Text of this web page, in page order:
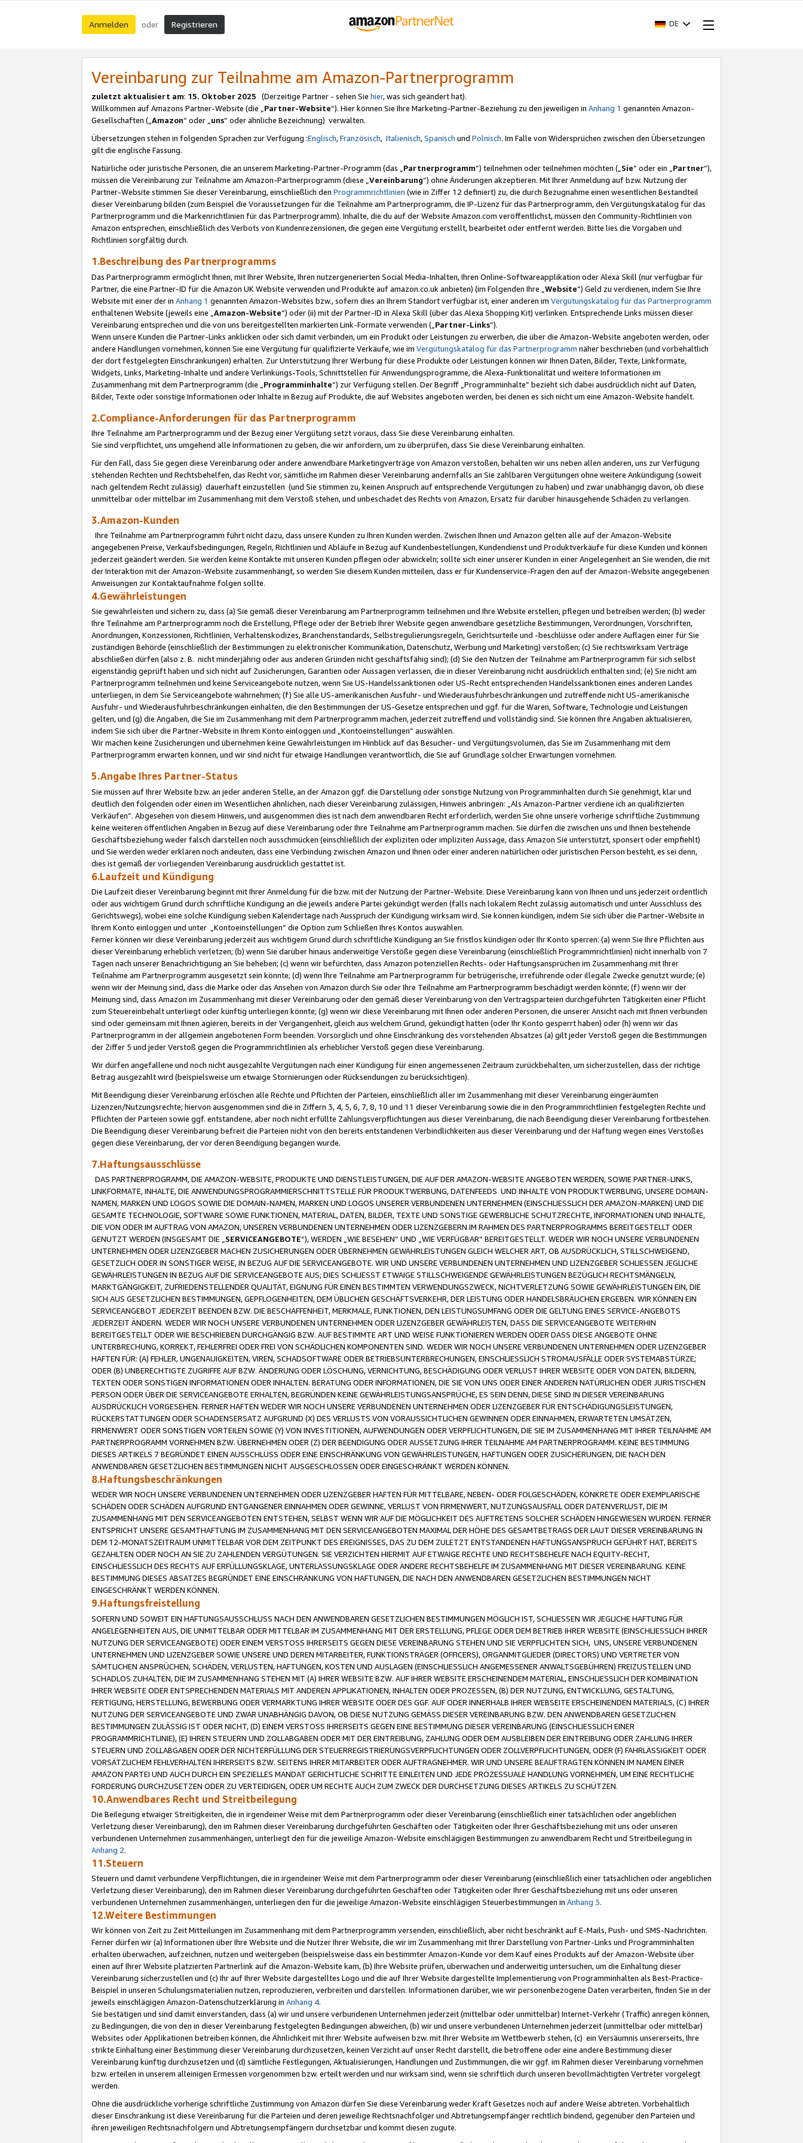
Anmelden oder Registrieren DE
Vereinbarung zur Teilnahme am Amazon-Partnerprogramm
zuletzt aktualisiert am: 15. Oktober 2025 (Derzeitige Partner - sehen Sie hier, was sich geändert hat).
Willkommen auf Amazons Partner-Website (die „Partner-Website“). Hier können Sie Ihre Marketing-Partner-Beziehung zu den jeweiligen in Anhang 1 genannten Amazon-
Gesellschaften („Amazon“ oder „uns“ oder ähnliche Bezeichnung) verwalten.
Übersetzungen stehen in folgenden Sprachen zur Verfügung :Englisch,Französisch, Italienisch,Spanisch und Polnisch. Im Falle von Widersprüchen zwischen den Übersetzungen
gilt die englische Fassung.
Natürliche oder juristische Personen, die an unserem Marketing-Partner-Programm (das „Partnerprogramm“) teilnehmen oder teilnehmen möchten („Sie“ oder ein „Partner“),
müssen die Vereinbarung zur Teilnahme am Amazon-Partnerprogramm (diese „Vereinbarung“) ohne Änderungen akzeptieren. Mit Ihrer Anmeldung auf bzw. Nutzung der
Partner-Website stimmen Sie dieser Vereinbarung, einschließlich den Programmrichtlinien (wie in Ziffer 12 definiert) zu, die durch Bezugnahme einen wesentlichen Bestandteil
dieser Vereinbarung bilden (zum Beispiel die Voraussetzungen für die Teilnahme am Partnerprogramm, die IP-Lizenz für das Partnerprogramm, den Vergütungskatalog für das
Partnerprogramm und die Markenrichtlinien für das Partnerprogramm). Inhalte, die du auf der Website Amazon.com veröffentlichst, müssen den Community-Richtlinien von
Amazon entsprechen, einschließlich des Verbots von Kundenrezensionen, die gegen eine Vergütung erstellt, bearbeitet oder entfernt werden. Bitte lies die Vorgaben und
Richtlinien sorgfältig durch.
1.Beschreibung des Partnerprogramms
Das Partnerprogramm ermöglicht Ihnen, mit Ihrer Website, Ihren nutzergenerierten Social Media-Inhalten, Ihren Online-Softwareapplikation oder Alexa Skill (nur verfügbar für
Partner, die eine Partner-ID für die Amazon UK Website verwenden und Produkte auf amazon.co.uk anbieten) (im Folgenden Ihre „ Website“) Geld zu verdienen, indem Sie Ihre
Website mit einer der in Anhang 1 genannten Amazon-Websites bzw., sofern dies an Ihrem Standort verfügbar ist, einer anderen im Vergütungskatalog für das Partnerprogramm
enthaltenen Website (jeweils eine „ Amazon-Website“) oder (ii) mit der Partner-ID in Alexa Skill (über das Alexa Shopping Kit) verlinken. Entsprechende Links müssen dieser
Vereinbarung entsprechen und die von uns bereitgestellten markierten Link-Formate verwenden („ Partner-Links“).
Wenn unsere Kunden die Partner-Links anklicken oder sich damit verbinden, um ein Produkt oder Leistungen zu erwerben, die über die Amazon-Website angeboten werden, oder
andere Handlungen vornehmen, können Sie eine Vergütung für qualifizierte Verkäufe, wie im Vergütungskatalog für das Partnerprogramm näher beschrieben (und vorbehaltlich
der dort festgelegten Einschränkungen) erhalten. Zur Unterstützung Ihrer Werbung für diese Produkte oder Leistungen können wir Ihnen Daten, Bilder, Texte, Linkformate,
Widgets, Links, Marketing-Inhalte und andere Verlinkungs-Tools, Schnittstellen für Anwendungsprogramme, die Alexa-Funktionalität und weitere Informationen im
Zusammenhang mit dem Partnerprogramm (die „ Programminhalte“) zur Verfügung stellen. Der Begriff „Programminhalte“ bezieht sich dabei ausdrücklich nicht auf Daten,
Bilder, Texte oder sonstige Informationen oder Inhalte in Bezug auf Produkte, die auf Websites angeboten werden, bei denen es sich nicht um eine Amazon-Website handelt.
2.Compliance-Anforderungen für das Partnerprogramm
Ihre Teilnahme am Partnerprogramm und der Bezug einer Vergütung setzt voraus, dass Sie diese Vereinbarung einhalten.
Sie sind verpflichtet, uns umgehend alle Informationen zu geben, die wir anfordern, um zu überprüfen, dass Sie diese Vereinbarung einhalten.
Für den Fall, dass Sie gegen diese Vereinbarung oder andere anwendbare Marketingverträge von Amazon verstoßen, behalten wir uns neben allen anderen, uns zur Verfügung
stehenden Rechten und Rechtsbehelfen, das Recht vor, sämtliche im Rahmen dieser Vereinbarung andernfalls an Sie zahlbaren Vergütungen ohne weitere Ankündigung (soweit
nach geltendem Recht zulässig) dauerhaft einzustellen (und Sie stimmen zu, keinen Anspruch auf entsprechende Vergütungen zu haben) und zwar unabhängig davon, ob diese
unmittelbar oder mittelbar im Zusammenhang mit dem Verstoß stehen, und unbeschadet des Rechts von Amazon, Ersatz für darüber hinausgehende Schäden zu verlangen.
3.Amazon-Kunden
Ihre Teilnahme am Partnerprogramm führt nicht dazu, dass unsere Kunden zu Ihren Kunden werden. Zwischen Ihnen und Amazon gelten alle auf der Amazon-Website
angegebenen Preise, Verkaufsbedingungen, Regeln, Richtlinien und Abläufe in Bezug auf Kundenbestellungen, Kundendienst und Produktverkäufe für diese Kunden und können
jederzeit geändert werden. Sie werden keine Kontakte mit unseren Kunden pflegen oder abwickeln; sollte sich einer unserer Kunden in einer Angelegenheit an Sie wenden, die mit
der Interaktion mit der Amazon-Website zusammenhängt, so werden Sie diesem Kunden mitteilen, dass er für Kundenservice-Fragen den auf der Amazon-Website angegebenen
Anweisungen zur Kontaktaufnahme folgen sollte.
4.Gewährleistungen
Sie gewährleisten und sichern zu, dass (a) Sie gemäß dieser Vereinbarung am Partnerprogramm teilnehmen und Ihre Website erstellen, pflegen und betreiben werden; (b) weder
Ihre Teilnahme am Partnerprogramm noch die Erstellung, Pflege oder der Betrieb Ihrer Website gegen anwendbare gesetzliche Bestimmungen, Verordnungen, Vorschriften,
Anordnungen, Konzessionen, Richtlinien, Verhaltenskodizes, Branchenstandards, Selbstregulierungsregeln, Gerichtsurteile und -beschlüsse oder andere Auflagen einer für Sie
zuständigen Behörde (einschließlich der Bestimmungen zu elektronischer Kommunikation, Datenschutz, Werbung und Marketing) verstoßen; (c) Sie rechtswirksam Verträge
abschließen dürfen (also z. B. nicht minderjährig oder aus anderen Gründen nicht geschäftsfähig sind); (d) Sie den Nutzen der Teilnahme am Partnerprogramm für sich selbst
eigenständig geprüft haben und sich nicht auf Zusicherungen, Garantien oder Aussagen verlassen, die in dieser Vereinbarung nicht ausdrücklich enthalten sind; (e) Sie nicht am
Partnerprogramm teilnehmen und keine Serviceangebote nutzen, wenn Sie US-Handelssanktionen oder US-Recht entsprechenden Handelssanktionen eines anderen Landes
unterliegen, in dem Sie Serviceangebote wahrnehmen; (f) Sie alle US-amerikanischen Ausfuhr- und Wiederausfuhrbeschränkungen und zutreffende nicht US-amerikanische
Ausfuhr- und Wiederausfuhrbeschränkungen einhalten, die den Bestimmungen der US-Gesetze entsprechen und ggf. für die Waren, Software, Technologie und Leistungen
gelten, und (g) die Angaben, die Sie im Zusammenhang mit dem Partnerprogramm machen, jederzeit zutreffend und vollständig sind. Sie können Ihre Angaben aktualisieren,
indem Sie sich über die Partner-Website in Ihrem Konto einloggen und „Kontoeinstellungen“ auswählen.
Wir machen keine Zusicherungen und übernehmen keine Gewährleistungen im Hinblick auf das Besucher- und Vergütungsvolumen, das Sie im Zusammenhang mit dem
Partnerprogramm erwarten können, und wir sind nicht für etwaige Handlungen verantwortlich, die Sie auf Grundlage solcher Erwartungen vornehmen.
5.Angabe Ihres Partner-Status
Sie müssen auf Ihrer Website bzw. an jeder anderen Stelle, an der Amazon ggf. die Darstellung oder sonstige Nutzung von Programminhalten durch Sie genehmigt, klar und
deutlich den folgenden oder einen im Wesentlichen ähnlichen, nach dieser Vereinbarung zulässigen, Hinweis anbringen: „Als Amazon-Partner verdiene ich an qualifizierten
Verkäufen“. Abgesehen von diesem Hinweis, und ausgenommen dies ist nach dem anwendbaren Recht erforderlich, werden Sie ohne unsere vorherige schriftliche Zustimmung
keine weiteren öffentlichen Angaben in Bezug auf diese Vereinbarung oder Ihre Teilnahme am Partnerprogramm machen. Sie dürfen die zwischen uns und Ihnen bestehende
Geschäftsbeziehung weder falsch darstellen noch ausschmücken (einschließlich der expliziten oder impliziten Aussage, dass Amazon Sie unterstützt, sponsert oder empfiehlt)
und Sie werden weder erklären noch andeuten, dass eine Verbindung zwischen Amazon und Ihnen oder einer anderen natürlichen oder juristischen Person besteht, es sei denn,
dies ist gemäß der vorliegenden Vereinbarung ausdrücklich gestattet ist.
6.Laufzeit und Kündigung
Die Laufzeit dieser Vereinbarung beginnt mit Ihrer Anmeldung für die bzw. mit der Nutzung der Partner-Website. Diese Vereinbarung kann von Ihnen und uns jederzeit ordentlich
oder aus wichtigem Grund durch schriftliche Kündigung an die jeweils andere Partei gekündigt werden (falls nach lokalem Recht zulässig automatisch und unter Ausschluss des
Gerichtswegs), wobei eine solche Kündigung sieben Kalendertage nach Ausspruch der Kündigung wirksam wird. Sie können kündigen, indem Sie sich über die Partner-Website in
Ihrem Konto einloggen und unter „Kontoeinstellungen“ die Option zum Schließen Ihres Kontos auswählen.
Ferner können wir diese Vereinbarung jederzeit aus wichtigem Grund durch schriftliche Kündigung an Sie fristlos kündigen oder Ihr Konto sperren: (a) wenn Sie Ihre Pflichten aus
dieser Vereinbarung erheblich verletzen; (b) wenn Sie darüber hinaus anderweitige Verstöße gegen diese Vereinbarung (einschließlich Programmrichtlinien) nicht innerhalb von 7
Tagen nach unserer Benachrichtigung an Sie beheben; (c) wenn wir befürchten, dass Amazon potenziellen Rechts- oder Haftungsansprüchen im Zusammenhang mit Ihrer
Teilnahme am Partnerprogramm ausgesetzt sein könnte; (d) wenn Ihre Teilnahme am Partnerprogramm für betrügerische, irreführende oder illegale Zwecke genutzt wurde; (e)
wenn wir der Meinung sind, dass die Marke oder das Ansehen von Amazon durch Sie oder Ihre Teilnahme am Partnerprogramm beschädigt werden könnte; (f) wenn wir der
Meinung sind, dass Amazon im Zusammenhang mit dieser Vereinbarung oder den gemäß dieser Vereinbarung von den Vertragsparteien durchgeführten Tätigkeiten einer Pflicht
zum Steuereinbehalt unterliegt oder künftig unterliegen könnte; (g) wenn wir diese Vereinbarung mit Ihnen oder anderen Personen, die unserer Ansicht nach mit Ihnen verbunden
sind oder gemeinsam mit Ihnen agieren, bereits in der Vergangenheit, gleich aus welchem Grund, gekündigt hatten (oder Ihr Konto gesperrt haben) oder (h) wenn wir das
Partnerprogramm in der allgemein angebotenen Form beenden. Vorsorglich und ohne Einschränkung des vorstehenden Absatzes (a) gilt jeder Verstoß gegen die Bestimmungen
der Ziffer 5 und jeder Verstoß gegen die Programmrichtlinien als erheblicher Verstoß gegen diese Vereinbarung.
Wir dürfen angefallene und noch nicht ausgezahlte Vergütungen nach einer Kündigung für einen angemessenen Zeitraum zurückbehalten, um sicherzustellen, dass der richtige
Betrag ausgezahlt wird (beispielsweise um etwaige Stornierungen oder Rücksendungen zu berücksichtigen).
Mit Beendigung dieser Vereinbarung erlöschen alle Rechte und Pflichten der Parteien, einschließlich aller im Zusammenhang mit dieser Vereinbarung eingeräumten
Lizenzen/Nutzungsrechte; hiervon ausgenommen sind die in Ziffern 3, 4, 5, 6, 7, 8, 10 und 11 dieser Vereinbarung sowie die in den Programmrichtlinien festgelegten Rechte und
Pflichten der Parteien sowie ggf. entstandene, aber noch nicht erfüllte Zahlungsverpflichtungen aus dieser Vereinbarung, die nach Beendigung dieser Vereinbarung fortbestehen.
Die Beendigung dieser Vereinbarung befreit die Parteien nicht von den bereits entstandenen Verbindlichkeiten aus dieser Vereinbarung und der Haftung wegen eines Verstoßes
gegen diese Vereinbarung, der vor deren Beendigung begangen wurde.
7.Haftungsausschlüsse
DAS PARTNERPROGRAMM, DIE AMAZON-WEBSITE, PRODUKTE UND DIENSTLEISTUNGEN, DIE AUF DER AMAZON-WEBSITE ANGEBOTEN WERDEN, SOWIE PARTNER-LINKS,
LINKFORMATE, INHALTE, DIE ANWENDUNGSPROGRAMMIERSCHNITTSTELLE FÜR PRODUKTWERBUNG, DATENFEEDS UND INHALTE VON PRODUKTWERBUNG, UNSERE DOMAIN-
NAMEN, MARKEN UND LOGOS SOWIE DIE DOMAIN-NAMEN, MARKEN UND LOGOS UNSERER VERBUNDENEN UNTERNEHMEN (EINSCHLIESSLICH DER AMAZON-MARKEN) UND DIE
GESAMTE TECHNOLOGIE, SOFTWARE SOWIE FUNKTIONEN, MATERIAL, DATEN, BILDER, TEXTE UND SONSTIGE GEWERBLICHE SCHUTZRECHTE, INFORMATIONEN UND INHALTE,
DIE VON ODER IM AUFTRAG VON AMAZON, UNSEREN VERBUNDENEN UNTERNEHMEN ODER LIZENZGEBERN IM RAHMEN DES PARTNERPROGRAMMS BEREITGESTELLT ODER
GENUTZT WERDEN (INSGESAMT DIE „ SERVICEANGEBOTE“), WERDEN „WIE BESEHEN“ UND „WIE VERFÜGBAR“ BEREITGESTELLT. WEDER WIR NOCH UNSERE VERBUNDENEN
UNTERNEHMEN ODER LIZENZGEBER MACHEN ZUSICHERUNGEN ODER ÜBERNEHMEN GEWÄHRLEISTUNGEN GLEICH WELCHER ART, OB AUSDRÜCKLICH, STILLSCHWEIGEND,
GESETZLICH ODER IN SONSTIGER WEISE, IN BEZUG AUF DIE SERVICEANGEBOTE. WIR UND UNSERE VERBUNDENEN UNTERNEHMEN UND LIZENZGEBER SCHLIESSEN JEGLICHE
GEWÄHRLEISTUNGEN IN BEZUG AUF DIE SERVICEANGEBOTE AUS; DIES SCHLIESST ETWAIGE STILLSCHWEIGENDE GEWÄHRLEISTUNGEN BEZÜGLICH RECHTSMÄNGELN,
MARKTGÄNGIGKEIT, ZUFRIEDENSTELLENDER QUALITÄT, EIGNUNG FÜR EINEN BESTIMMTEN VERWENDUNGSZWECK, NICHTVERLETZUNG SOWIE GEWÄHRLEISTUNGEN EIN, DIE
SICH AUS GESETZLICHEN BESTIMMUNGEN, GEPFLOGENHEITEN, DEM ÜBLICHEN GESCHÄFTSVERKEHR, DER LEISTUNG ODER HANDELSBRÄUCHEN ERGEBEN. WIR KÖNNEN EIN
SERVICEANGEBOT JEDERZEIT BEENDEN BZW. DIE BESCHAFFENHEIT, MERKMALE, FUNKTIONEN, DEN LEISTUNGSUMFANG ODER DIE GELTUNG EINES SERVICE-ANGEBOTS
JEDERZEIT ÄNDERN. WEDER WIR NOCH UNSERE VERBUNDENEN UNTERNEHMEN ODER LIZENZGEBER GEWÄHRLEISTEN, DASS DIE SERVICEANGEBOTE WEITERHIN
BEREITGESTELLT ODER WIE BESCHRIEBEN DURCHGÄNGIG BZW. AUF BESTIMMTE ART UND WEISE FUNKTIONIEREN WERDEN ODER DASS DIESE ANGEBOTE OHNE
UNTERBRECHUNG, KORREKT, FEHLERFREI ODER FREI VON SCHÄDLICHEN KOMPONENTEN SIND. WEDER WIR NOCH UNSERE VERBUNDENEN UNTERNEHMEN ODER LIZENZGEBER
HAFTEN FÜR: (A) FEHLER, UNGENAUIGKEITEN, VIREN, SCHADSOFTWARE ODER BETRIEBSUNTERBRECHUNGEN, EINSCHLIESSLICH STROMAUSFÄLLE ODER SYSTEMABSTÜRZE;
ODER (B) UNBERECHTIGTE ZUGRIFFE AUF BZW. ÄNDERUNG ODER LÖSCHUNG, VERNICHTUNG, BESCHÄDIGUNG ODER VERLUST IHRER WEBSITE ODER VON DATEN, BILDERN,
TEXTEN ODER SONSTIGEN INFORMATIONEN ODER INHALTEN. BERATUNG ODER INFORMATIONEN, DIE SIE VON UNS ODER EINER ANDEREN NATÜRLICHEN ODER JURISTISCHEN
PERSON ODER ÜBER DIE SERVICEANGEBOTE ERHALTEN, BEGRÜNDEN KEINE GEWÄHRLEISTUNGSANSPRÜCHE, ES SEIN DENN, DIESE SIND IN DIESER VEREINBARUNG
AUSDRÜCKLICH VORGESEHEN. FERNER HAFTEN WEDER WIR NOCH UNSERE VERBUNDENEN UNTERNEHMEN ODER LIZENZGEBER FÜR ENTSCHÄDIGUNGSLEISTUNGEN,
RÜCKERSTATTUNGEN ODER SCHADENSERSATZ AUFGRUND (X) DES VERLUSTS VON VORAUSSICHTLICHEN GEWINNEN ODER EINNAHMEN, ERWARTETEN UMSÄTZEN,
FIRMENWERT ODER SONSTIGEN VORTEILEN SOWIE (Y) VON INVESTITIONEN, AUFWENDUNGEN ODER VERPFLICHTUNGEN, DIE SIE IM ZUSAMMENHANG MIT IHRER TEILNAHME AM
PARTNERPROGRAMM VORNEHMEN BZW. ÜBERNEHMEN ODER (Z) DER BEENDIGUNG ODER AUSSETZUNG IHRER TEILNAHME AM PARTNERPROGRAMM. KEINE BESTIMMUNG
DIESES ARTIKELS 7 BEGRÜNDET EINEN AUSSCHLUSS ODER EINE EINSCHRÄNKUNG VON GEWÄHRLEISTUNGEN, HAFTUNGEN ODER ZUSICHERUNGEN, DIE NACH DEN
ANWENDBAREN GESETZLICHEN BESTIMMUNGEN NICHT AUSGESCHLOSSEN ODER EINGESCHRÄNKT WERDEN KÖNNEN.
8.Haftungsbeschränkungen
WEDER WIR NOCH UNSERE VERBUNDENEN UNTERNEHMEN ODER LIZENZGEBER HAFTEN FÜR MITTELBARE, NEBEN- ODER FOLGESCHÄDEN, KONKRETE ODER EXEMPLARISCHE
SCHÄDEN ODER SCHÄDEN AUFGRUND ENTGANGENER EINNAHMEN ODER GEWINNE, VERLUST VON FIRMENWERT, NUTZUNGSAUSFALL ODER DATENVERLUST, DIE IM
ZUSAMMENHANG MIT DEN SERVICEANGEBOTEN ENTSTEHEN, SELBST WENN WIR AUF DIE MÖGLICHKEIT DES AUFTRETENS SOLCHER SCHÄDEN HINGEWIESEN WURDEN. FERNER
ENTSPRICHT UNSERE GESAMTHAFTUNG IM ZUSAMMENHANG MIT DEN SERVICEANGEBOTEN MAXIMAL DER HÖHE DES GESAMTBETRAGS DER LAUT DIESER VEREINBARUNG IN
DEM 12-MONATSZEITRAUM UNMITTELBAR VOR DEM ZEITPUNKT DES EREIGNISSES, DAS ZU DEM ZULETZT ENTSTANDENEN HAFTUNGSANSPRUCH GEFÜHRT HAT, BEREITS
GEZAHLTEN ODER NOCH AN SIE ZU ZAHLENDEN VERGÜTUNGEN. SIE VERZICHTEN HIERMIT AUF ETWAIGE RECHTE UND RECHTSBEHELFE NACH EQUITY-RECHT,
EINSCHLIESSLICH DES RECHTS AUF ERFÜLLUNGSKLAGE, UNTERLASSUNGSKLAGE ODER ANDERE RECHTSBEHELFE IM ZUSAMMENHANG MIT DIESER VEREINBARUNG. KEINE
BESTIMMUNG DIESES ABSATZES BEGRÜNDET EINE EINSCHRÄNKUNG VON HAFTUNGEN, DIE NACH DEN ANWENDBAREN GESETZLICHEN BESTIMMUNGEN NICHT
EINGESCHRÄNKT WERDEN KÖNNEN.
9.Haftungsfreistellung
SOFERN UND SOWEIT EIN HAFTUNGSAUSSCHLUSS NACH DEN ANWENDBAREN GESETZLICHEN BESTIMMUNGEN MÖGLICH IST, SCHLIESSEN WIR JEGLICHE HAFTUNG FÜR
ANGELEGENHEITEN AUS, DIE UNMITTELBAR ODER MITTELBAR IM ZUSAMMENHANG MIT DER ERSTELLUNG, PFLEGE ODER DEM BETRIEB IHRER WEBSITE (EINSCHLIESSLICH IHRER
NUTZUNG DER SERVICEANGEBOTE) ODER EINEM VERSTOSS IHRERSEITS GEGEN DIESE VEREINBARUNG STEHEN UND SIE VERPFLICHTEN SICH, UNS, UNSERE VERBUNDENEN
UNTERNEHMEN UND LIZENZGEBER SOWIE UNSERE UND DEREN MITARBEITER, FUNKTIONSTRÄGER (OFFICERS), ORGANMITGLIEDER (DIRECTORS) UND VERTRETER VON
SÄMTLICHEN ANSPRÜCHEN, SCHÄDEN, VERLUSTEN, HAFTUNGEN, KOSTEN UND AUSLAGEN (EINSCHLIESSLICH ANGEMESSENER ANWALTSGEBÜHREN) FREIZUSTELLEN UND
SCHADLOS ZUHALTEN, DIE IM ZUSAMMENHANG STEHEN MIT (A) IHRER WEBSITE BZW. AUF IHRER WEBSITE ERSCHEINENDEM MATERIAL, EINSCHLIESSLICH DER KOMBINATION
IHRER WEBSITE ODER ENTSPRECHENDEN MATERIALS MIT ANDEREN APPLIKATIONEN, INHALTEN ODER PROZESSEN, (B) DER NUTZUNG, ENTWICKLUNG, GESTALTUNG,
FERTIGUNG, HERSTELLUNG, BEWERBUNG ODER VERMARKTUNG IHRER WEBSITE ODER DES GGF. AUF ODER INNERHALB IHRER WEBSEITE ERSCHEINENDEN MATERIALS, (C) IHRER
NUTZUNG DER SERVICEANGEBOTE UND ZWAR UNABHÄNGIG DAVON, OB DIESE NUTZUNG GEMÄSS DIESER VEREINBARUNG BZW. DEN ANWENDBAREN GESETZLICHEN
BESTIMMUNGEN ZULÄSSIG IST ODER NICHT, (D) EINEM VERSTOSS IHRERSEITS GEGEN EINE BESTIMMUNG DIESER VEREINBARUNG (EINSCHLIESSLICH EINER
PROGRAMMRICHTLINIE), (E) IHREN STEUERN UND ZOLLABGABEN ODER MIT DER EINTREIBUNG, ZAHLUNG ODER DEM AUSBLEIBEN DER EINTREIBUNG ODER ZAHLUNG IHRER
STEUERN UND ZOLLABGABEN ODER DER NICHTERFÜLLUNG DER STEUERREGISTRIERUNGSVERPFLICHTUNGEN ODER ZOLLVERPFLICHTUNGEN, ODER (F) FAHRLÄSSIGKEIT ODER
VORSÄTZLICHEM FEHLVERHALTEN IHRERSEITS BZW. SEITENS IHRER MITARBEITER ODER AUFTRAGNEHMER. WIR UND UNSERE BEAUFTRAGTEN KÖNNEN IM NAMEN EINER
AMAZON PARTEI UND AUCH DURCH EIN SPEZIELLES MANDAT GERICHTLICHE SCHRITTE EINLEITEN UND JEDE PROZESSUALE HANDLUNG VORNEHMEN, UM EINE RECHTLICHE
FORDERUNG DURCHZUSETZEN ODER ZU VERTEIDIGEN, ODER UM RECHTE AUCH ZUM ZWECK DER DURCHSETZUNG DIESES ARTIKELS ZU SCHÜTZEN.
10.Anwendbares Recht und Streitbeilegung
Die Beilegung etwaiger Streitigkeiten, die in irgendeiner Weise mit dem Partnerprogramm oder dieser Vereinbarung (einschließlich einer tatsächlichen oder angeblichen
Verletzung dieser Vereinbarung), den im Rahmen dieser Vereinbarung durchgeführten Geschäften oder Tätigkeiten oder Ihrer Geschäftsbeziehung mit uns oder unseren
verbundenen Unternehmen zusammenhängen, unterliegt den für die jeweilige Amazon-Website einschlägigen Bestimmungen zu anwendbarem Recht und Streitbeilegung in
Anhang 2.
11.Steuern
Steuern und damit verbundene Verpflichtungen, die in irgendeiner Weise mit dem Partnerprogramm oder dieser Vereinbarung (einschließlich einer tatsächlichen oder angeblichen
Verletzung dieser Vereinbarung), den im Rahmen dieser Vereinbarung durchgeführten Geschäften oder Tätigkeiten oder Ihrer Geschäftsbeziehung mit uns oder unseren
verbundenen Unternehmen zusammenhängen, unterliegen den für die jeweilige Amazon-Website einschlägigen Steuerbestimmungen in Anhang 3.
12.Weitere Bestimmungen
Wir können von Zeit zu Zeit Mitteilungen im Zusammenhang mit dem Partnerprogramm versenden, einschließlich, aber nicht beschränkt auf E-Mails, Push- und SMS-Nachrichten.
Ferner dürfen wir (a) Informationen über Ihre Website und die Nutzer Ihrer Website, die wir im Zusammenhang mit Ihrer Darstellung von Partner-Links und Programminhalten
erhalten überwachen, aufzeichnen, nutzen und weitergeben (beispielsweise dass ein bestimmter Amazon-Kunde vor dem Kauf eines Produkts auf der Amazon-Website über
einen auf Ihrer Website platzierten Partnerlink auf die Amazon-Website kam, (b) Ihre Website prüfen, überwachen und anderweitig untersuchen, um die Einhaltung dieser
Vereinbarung sicherzustellen und (c) Ihr auf Ihrer Website dargestelltes Logo und die auf Ihrer Website dargestellte Implementierung von Programminhalten als Best-Practice-
Beispiel in unseren Schulungsmaterialien nutzen, reproduzieren, verbreiten und darstellen. Informationen darüber, wie wir personenbezogene Daten verarbeiten, finden Sie in der
jeweils einschlägigen Amazon-Datenschutzerklärung in Anhang 4.
Sie bestätigen und sind damit einverstanden, dass (a) wir und unsere verbundenen Unternehmen jederzeit (mittelbar oder unmittelbar) Internet-Verkehr (Traffic) anregen können,
zu Bedingungen, die von den in dieser Vereinbarung festgelegten Bedingungen abweichen, (b) wir und unsere verbundenen Unternehmen jederzeit (unmittelbar oder mittelbar)
Websites oder Applikationen betreiben können, die Ähnlichkeit mit Ihrer Website aufweisen bzw. mit Ihrer Website im Wettbewerb stehen, (c) ein Versäumnis unsererseits, Ihre
strikte Einhaltung einer Bestimmung dieser Vereinbarung durchzusetzen, keinen Verzicht auf unser Recht darstellt, die betroffene oder eine andere Bestimmung dieser
Vereinbarung künftig durchzusetzen und (d) sämtliche Festlegungen, Aktualisierungen, Handlungen und Zustimmungen, die wir ggf. im Rahmen dieser Vereinbarung vornehmen
bzw. erteilen in unserem alleinigen Ermessen vorgenommen bzw. erteilt werden und nur wirksam sind, wenn sie schriftlich durch unseren bevollmächtigten Vertreter vorgelegt
werden.
Ohne die ausdrückliche vorherige schriftliche Zustimmung von Amazon dürfen Sie diese Vereinbarung weder Kraft Gesetzes noch auf andere Weise abtreten. Vorbehaltlich
dieser Einschränkung ist diese Vereinbarung für die Parteien und deren jeweilige Rechtsnachfolger und Abtretungsempfänger rechtlich bindend, gegenüber den Parteien und
ihren jeweiligen Rechtsnachfolgern und Abtretungsempfängern durchsetzbar und kommt diesen zugute.